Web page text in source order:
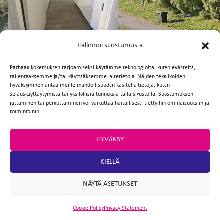
Hallinnoi suostumusta
Parhaan kokemuksen tarjoamiseksi käytämme teknologioita, kuten evästeitä,
tallentaaksemme ja/tai käyttääksemme laitetietoja. Näiden tekniikoiden
hyväksyminen antaa meille mahdollisuuden käsitellä tietoja, kuten
selauskäyttäytymistä tai yksilöllisiä tunnuksia tällä sivustolla. Suostumuksen
jättäminen tai peruuttaminen voi vaikuttaa haitallisesti tiettyihin ominaisuuksiin ja
toimintoihin.
HYVÄKSY
KIELLÄ
NÄYTÄ ASETUKSET
Cookie PolicyPrivacy Statement
Facebook
TwitterEmailWhatsApp